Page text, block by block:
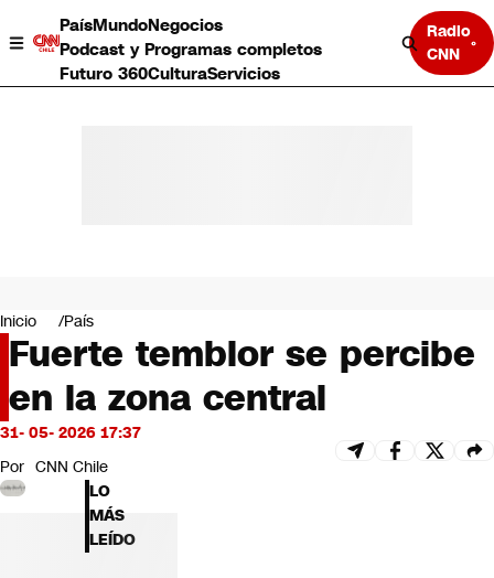
PaísMundoNegocios
Podcast y Programas completos
Futuro 360CulturaServicios
Radio
CNN
Negocios
Deportes
Programas completos
Cultura
Servicios
Bits
CNN Data
CNN tiempo
Futuro 360
Inicio País
Fuerte temblor se percibe
en la zona central
31- 05- 2026 17:37
Por CNN Chile
LO
MÁS
LEÍDO